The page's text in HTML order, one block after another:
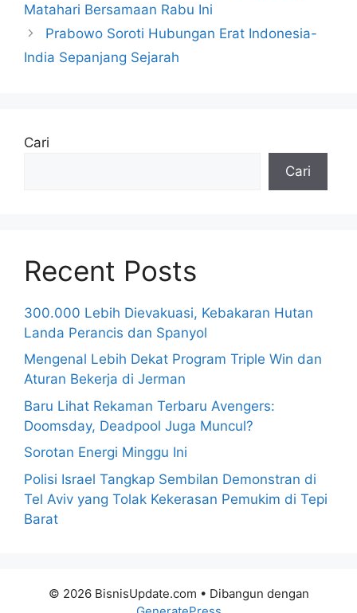
Matahari Bersamaan Rabu Ini
Prabowo Soroti Hubungan Erat Indonesia-
India Sepanjang Sejarah
Cari
Cari
Recent Posts
300.000 Lebih Dievakuasi, Kebakaran Hutan
Landa Perancis dan Spanyol
Mengenal Lebih Dekat Program Triple Win dan
Aturan Bekerja di Jerman
Baru Lihat Rekaman Terbaru Avengers:
Doomsday, Deadpool Juga Muncul?
Sorotan Energi Minggu Ini
Polisi Israel Tangkap Sembilan Demonstran di
Tel Aviv yang Tolak Kekerasan Pemukim di Tepi
Barat
© 2026 BisnisUpdate.com • Dibangun dengan